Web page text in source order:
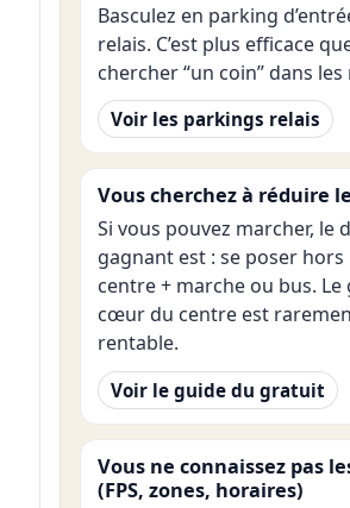
Basculez en parking
relais. C’est plus efficace
chercher “un coin” dans les
Voir les parkings relais
Vous cherchez à réduire
Si vous pouvez marcher, le
gagnant est : se poser hors
centre + marche ou bus.
cœur du centre est
rentable.
Voir le guide du gratuit
Vous ne connaissez pas
(FPS, zones, horaires)